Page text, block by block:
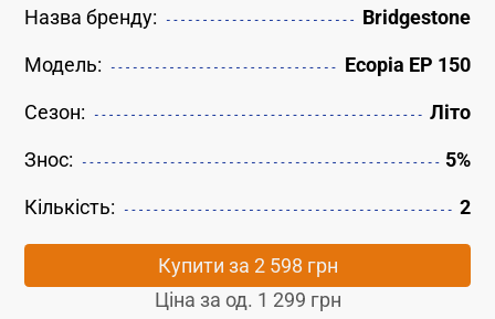
Назва бренду: Bridgestone
Модель: Ecopia EP 150
Сезон: Літо
Знос: 5%
Кількість: 2
Купити за 2 598 грн
Ціна за од. 1 299 грн